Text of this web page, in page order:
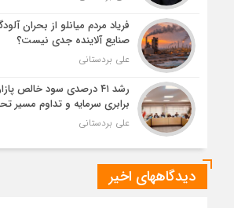
فریاد مردم میانلو از بحران
صنایع آلاینده جدی نیست؟
علی بردستانی
برابری سرمایه و تداوم مسیر
علی بردستانی
دیدگاههای اخیر